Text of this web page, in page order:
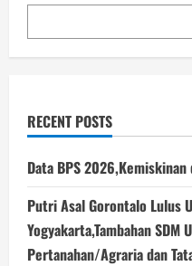
Danau
Kombinasi
&
RECENT POSTS
Data BPS
Putri Asal Gorontalo Lulus
Yogyakarta,Tambahan
Pertanahan/Agraria dan